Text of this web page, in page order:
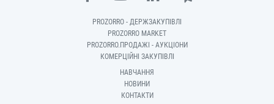
PROZORRO - ДЕРЖЗАКУПІВЛІ
PROZORRO MARKET
PROZORRO.ПРОДАЖІ - АУКЦІОНИ
КОМЕРЦІЙНІ ЗАКУПІВЛІ
НАВЧАННЯ
НОВИНИ
КОНТАКТИ